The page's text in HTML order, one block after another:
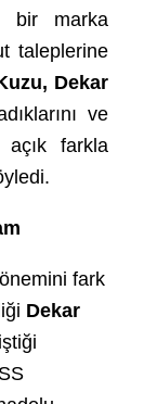
bir marka
taleplerine
Dekar
ve
açık farkla
fark
Dekar